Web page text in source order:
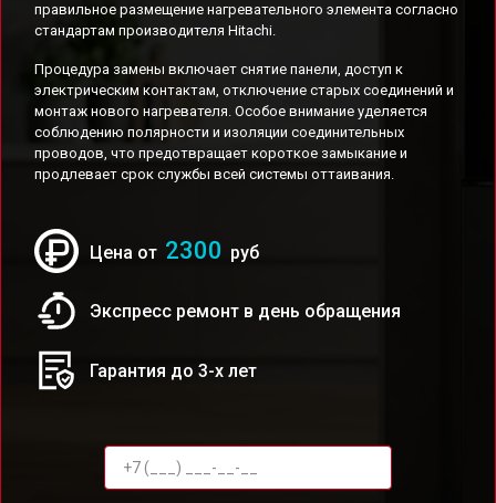
правильное размещение нагревательного элемента согласно
стандартам производителя Hitachi.
Процедура замены включает снятие панели, доступ к
электрическим контактам, отключение старых соединений и
монтаж нового нагревателя. Особое внимание уделяется
соблюдению полярности и изоляции соединительных
проводов, что предотвращает короткое замыкание и
продлевает срок службы всей системы оттаивания.
Цена от 2300 руб
Экспресс ремонт в день обращения
Гарантия до 3-х лет